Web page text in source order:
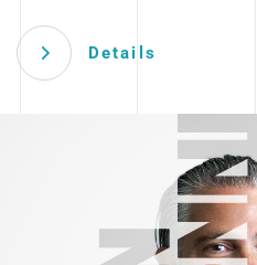
Details